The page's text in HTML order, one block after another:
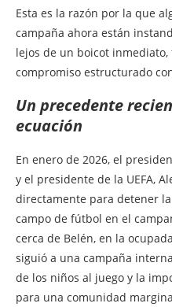
Esta es la razón por la que
campaña ahora están
lejos de un boicot inmediato,
compromiso estructurado
Un precedente
ecuación
En enero de 2026, el
y el presidente de la UEFA,
directamente para detener
campo de fútbol en el
cerca de Belén, en la
siguió a una campaña
de los niños al juego y la
para una comunidad